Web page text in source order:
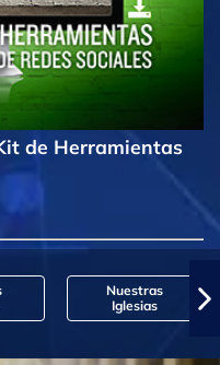
de Herramientas
Nuestras
Iglesias